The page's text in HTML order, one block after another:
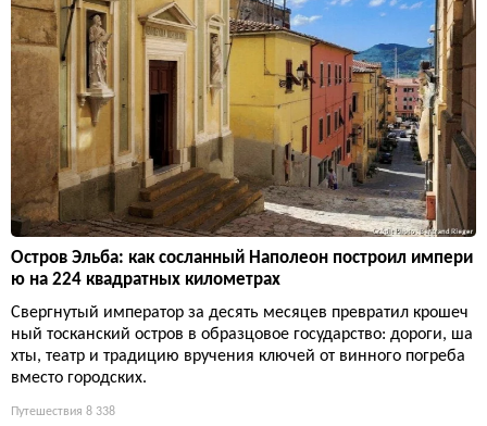
Остров Эльба: как сосланный Наполеон построил импери
ю на 224 квадратных километрах
Свергнутый император за десять месяцев превратил крошеч
ный тосканский остров в образцовое государство: дороги, ша
хты, театр и традицию вручения ключей от винного погреба
вместо городских.
Путешествия 8 338